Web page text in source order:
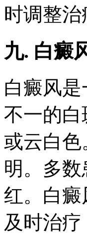
时调整
九. 白癜
白癜风
不一的
或云白
明。多
红。白
及时治